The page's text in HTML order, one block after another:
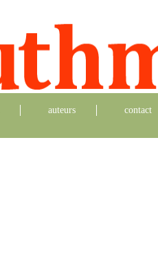
auteurs contact